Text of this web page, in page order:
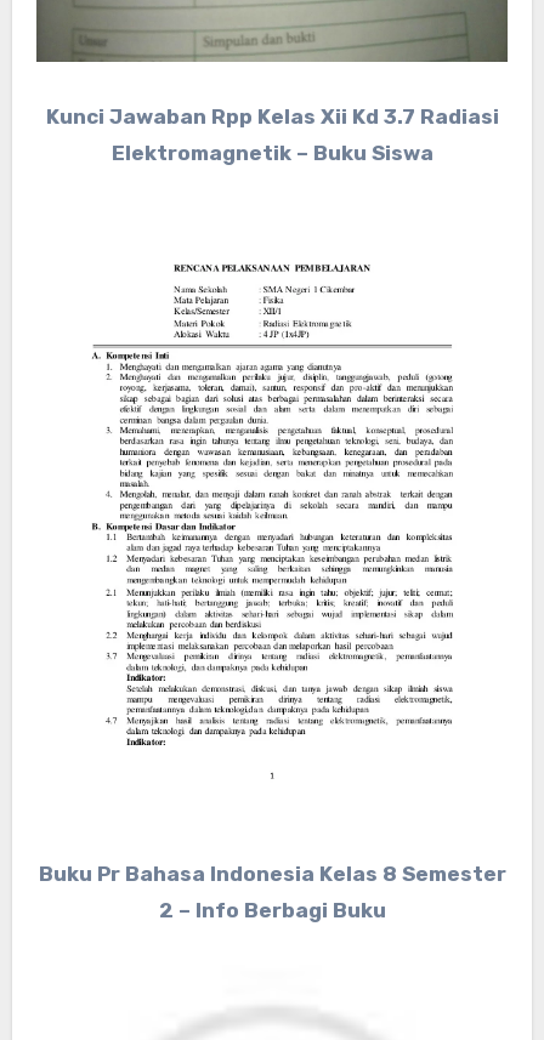
Kunci Jawaban Rpp Kelas Xii Kd 3.7 Radiasi
Elektromagnetik – Buku Siswa
Buku Pr Bahasa Indonesia Kelas 8 Semester
2 – Info Berbagi Buku